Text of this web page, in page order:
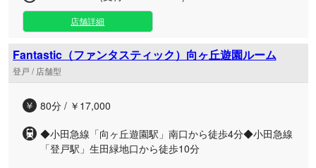
店舗詳細
Fantastic（ファンタスティック）向ヶ丘遊園ルーム
登戸 / 店舗型
80分 / ￥17,000
◆小田急線「向ヶ丘遊園駅」南口から徒歩4分◆小田急線
「登戸駅」生田緑地口から徒歩10分